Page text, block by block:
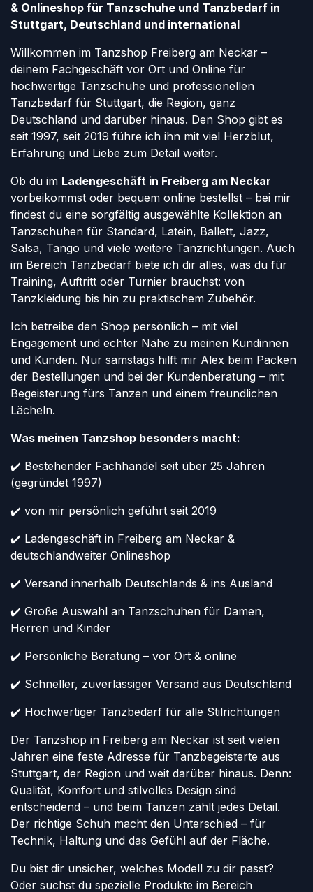
& Onlineshop für Tanzschuhe und Tanzbedarf in
Stuttgart, Deutschland und international
Willkommen im Tanzshop Freiberg am Neckar –
deinem Fachgeschäft vor Ort und Online für
hochwertige Tanzschuhe und professionellen
Tanzbedarf für Stuttgart, die Region, ganz
Deutschland und darüber hinaus. Den Shop gibt es
seit 1997, seit 2019 führe ich ihn mit viel Herzblut,
Erfahrung und Liebe zum Detail weiter.
Ob du im Ladengeschäft in Freiberg am Neckar
vorbeikommst oder bequem online bestellst – bei mir
findest du eine sorgfältig ausgewählte Kollektion an
Tanzschuhen für Standard, Latein, Ballett, Jazz,
Salsa, Tango und viele weitere Tanzrichtungen. Auch
im Bereich Tanzbedarf biete ich dir alles, was du für
Training, Auftritt oder Turnier brauchst: von
Tanzkleidung bis hin zu praktischem Zubehör.
Ich betreibe den Shop persönlich – mit viel
Engagement und echter Nähe zu meinen Kundinnen
und Kunden. Nur samstags hilft mir Alex beim Packen
der Bestellungen und bei der Kundenberatung – mit
Begeisterung fürs Tanzen und einem freundlichen
Lächeln.
Was meinen Tanzshop besonders macht:
✔️ Bestehender Fachhandel seit über 25 Jahren
(gegründet 1997)
✔️ von mir persönlich geführt seit 2019
✔️ Ladengeschäft in Freiberg am Neckar &
deutschlandweiter Onlineshop
✔️ Versand innerhalb Deutschlands & ins Ausland
✔️ Große Auswahl an Tanzschuhen für Damen,
Herren und Kinder
✔️ Persönliche Beratung – vor Ort & online
✔️ Schneller, zuverlässiger Versand aus Deutschland
✔️ Hochwertiger Tanzbedarf für alle Stilrichtungen
Der Tanzshop in Freiberg am Neckar ist seit vielen
Jahren eine feste Adresse für Tanzbegeisterte aus
Stuttgart, der Region und weit darüber hinaus. Denn:
Qualität, Komfort und stilvolles Design sind
entscheidend – und beim Tanzen zählt jedes Detail.
Der richtige Schuh macht den Unterschied – für
Technik, Haltung und das Gefühl auf der Fläche.
Du bist dir unsicher, welches Modell zu dir passt?
Oder suchst du spezielle Produkte im Bereich